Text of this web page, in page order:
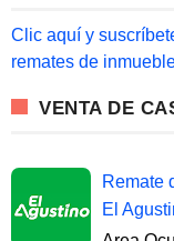
o
:
Clic aquí y
remates de
VENTA DE
Remate
El